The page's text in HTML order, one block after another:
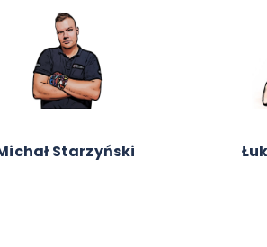
Piotr Szmidt